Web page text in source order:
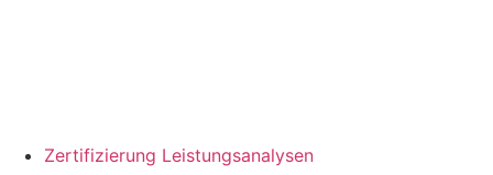
Zertifizierung Leistungsanalysen